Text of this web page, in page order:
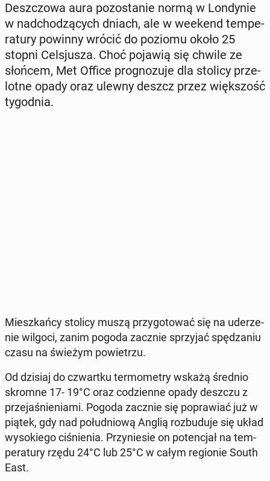
Desz­czo­wa aura po­zo­sta­nie normą w Lon­dy­nie
w nad­cho­dzą­cych dniach, ale w weekend tem­pe­
ra­tu­ry powinny wrócić do poziomu około 25
stopni Cel­sju­sza. Choć pojawią się chwile ze
słońcem, Met Office pro­gno­zu­je dla stolicy prze­
lot­ne opady oraz ulewny deszcz przez więk­szość
ty­go­dnia.
Miesz­kań­cy stolicy muszą przy­go­to­wać się na ude­rze­
nie wilgoci, zanim pogoda zacznie sprzy­jać spę­dza­niu
czasu na świeżym po­wie­trzu.
Od dzisiaj do czwart­ku ter­mo­me­try wskażą średnio
skromne 17- 19°C oraz co­dzien­ne opady deszczu z
prze­ja­śnie­nia­mi. Pogoda zacznie się po­pra­wiać już w
piątek, gdy nad po­łu­dnio­wą Anglią roz­bu­du­je się układ
wy­so­kie­go ci­śnie­nia. Przy­nie­sie on po­ten­cjał na tem­
pe­ra­tu­ry rzędu 24°C lub 25°C w całym re­gio­nie South
East.